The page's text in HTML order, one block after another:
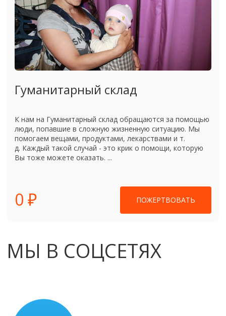
Гуманитарный склад
К нам на Гуманитарный склад обращаются за помощью
люди, попавшие в сложную жизненную ситуацию. Мы
помогаем вещами, продуктами, лекарствами и т.
д. Каждый такой случай - это крик о помощи, которую
Вы тоже можете оказать. ...
0 ₽ ПОЖЕРТВОВАТЬ
МЫ В СОЦСЕТЯХ